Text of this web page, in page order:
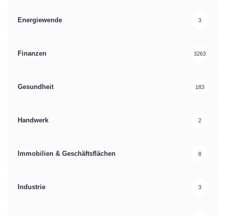
Energiewende 3
Finanzen 3263
Gesundheit 183
Handwerk 2
Immobilien & Geschäftsflächen 8
Industrie 3